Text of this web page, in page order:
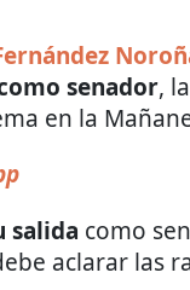
senador,
en la
salida como
aclarar las